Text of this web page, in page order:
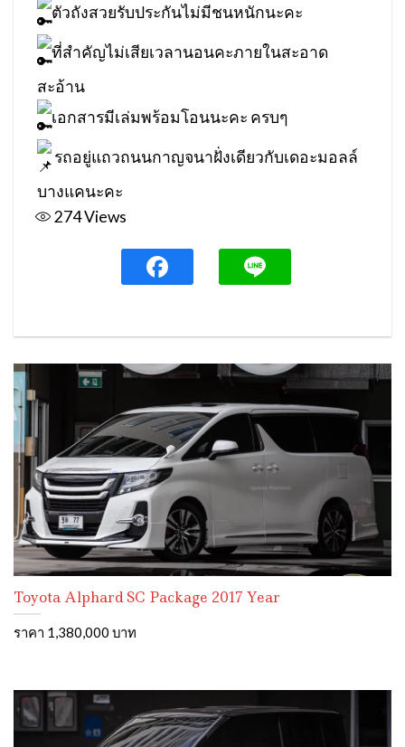
ตัวถังสวยรับประกันไม่มีชนหนักนะคะ
ที่สำคัญไม่เสียเวลานอนคะภายในสะอาด
สะอ้าน
เอกสารมีเล่มพร้อมโอนนะคะ ครบๆ
รถอยู่แถวถนนกาญจนาฝั่งเดียวกับเดอะมอลล์
บางแคนะคะ
274Views
Toyota Alphard SC Package 2017 Year
ราคา 1,380,000 บาท